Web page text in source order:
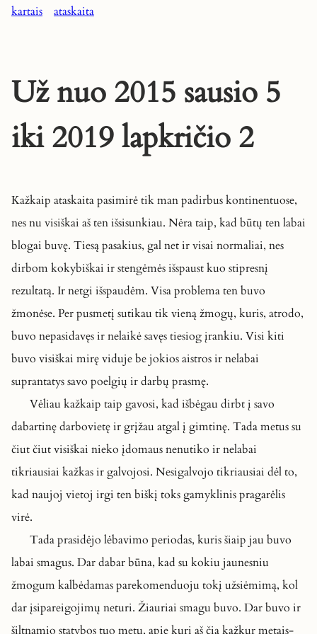
kartais ataskaita
Už nuo 2015 sausio 5
iki 2019 lapkričio 2
Kažkaip ataskaita pasimirė tik man padirbus kontinentuose,
nes nu visiškai aš ten išsisunkiau. Nėra taip, kad būtų ten labai
blogai buvę. Tiesą pasakius, gal net ir visai normaliai, nes
dirbom kokybiškai ir stengėmės išspaust kuo stipresnį
rezultatą. Ir netgi išspaudėm. Visa problema ten buvo
žmonėse. Per pusmetį sutikau tik vieną žmogų, kuris, atrodo,
buvo nepasidavęs ir nelaikė savęs tiesiog įrankiu. Visi kiti
buvo visiškai mirę viduje be jokios aistros ir nelabai
suprantatys savo poelgių ir darbų prasmę.
Vėliau kažkaip taip gavosi, kad išbėgau dirbt į savo
dabartinę darbovietę ir grįžau atgal į gimtinę. Tada metus su
čiut čiut visiškai nieko įdomaus nenutiko ir nelabai
tikriausiai kažkas ir galvojosi. Nesigalvojo tikriausiai dėl to,
kad naujoj vietoj irgi ten biškį toks gamyklinis pragarėlis
virė.
Tada prasidėjo lėbavimo periodas, kuris šiaip jau buvo
labai smagus. Dar dabar būna, kad su kokiu jaunesniu
žmogum kalbėdamas parekomenduoju tokį užsiėmimą, kol
dar įsipareigojimų neturi. Žiauriai smagu buvo. Dar buvo ir
šiltnamio statybos tuo metu, apie kurį aš čia kažkur metais-